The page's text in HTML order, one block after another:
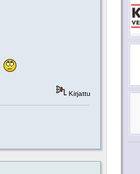
Kirjattu